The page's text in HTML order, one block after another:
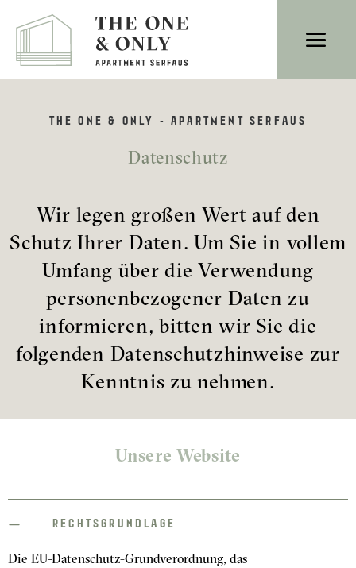
THE ONE & ONLY - APARTMENT SERFAUS
Datenschutz
Wir legen großen Wert auf den
Schutz Ihrer Daten. Um Sie in vollem
Umfang über die Verwendung
personenbezogener Daten zu
informieren, bitten wir Sie die
folgenden Datenschutzhinweise zur
Kenntnis zu nehmen.
Unsere Website
RECHTSGRUNDLAGE
Die EU-Datenschutz-Grundverordnung, das